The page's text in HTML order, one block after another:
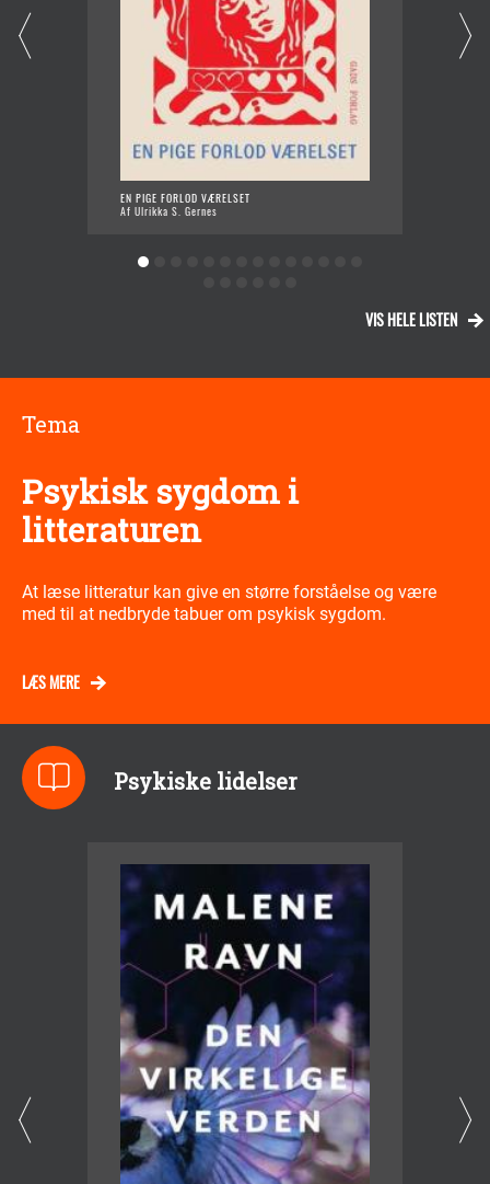
EN PIGE FORLOD VÆRELSET
Af Ulrikka S. Gernes
VIS HELE LISTEN
Tema
Psykisk sygdom i
litteraturen
At læse litteratur kan give en større forståelse og være
med til at nedbryde tabuer om psykisk sygdom.
LÆS MERE
Psykiske lidelser